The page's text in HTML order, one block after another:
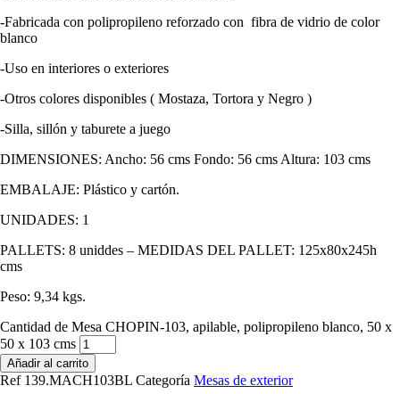
-Fabricada con polipropileno reforzado con fibra de vidrio de color
blanco
-Uso en interiores o exteriores
-Otros colores disponibles ( Mostaza, Tortora y Negro )
-Silla, sillón y taburete a juego
DIMENSIONES: Ancho: 56 cms Fondo: 56 cms Altura: 103 cms
EMBALAJE: Plástico y cartón.
UNIDADES: 1
PALLETS: 8 uniddes – MEDIDAS DEL PALLET: 125x80x245h
cms
Peso: 9,34 kgs.
Cantidad de Mesa CHOPIN-103, apilable, polipropileno blanco, 50 x
50 x 103 cms
Añadir al carrito
Ref 139.MACH103BL Categoría Mesas de exterior